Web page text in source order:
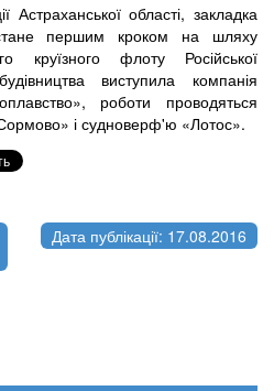
Астраханської області, закладка
першим кроком на шляху
круїзного флоту Російської
виступила компанія
роботи проводяться
і судноверф'ю «Лотос».
Дата публікації: 17.08.2016